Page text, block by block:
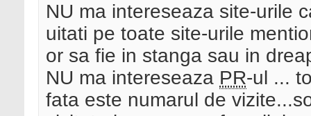
NU ma intereseaza site-urile
uitati pe toate site-urile
or sa fie in stanga sau in
NU ma intereseaza PR-ul ...
fata este numarul de